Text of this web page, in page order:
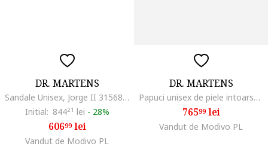
DR. MARTENS
Sandale Unisex, Jorge II 31568439
Initial: 84421 lei - 28%
60699lei
Vandut de Modivo PL
DR. MARTENS
Papuci unisex de piele intoarsa cu catarama Josef, Galben
76599lei
Vandut de Modivo PL